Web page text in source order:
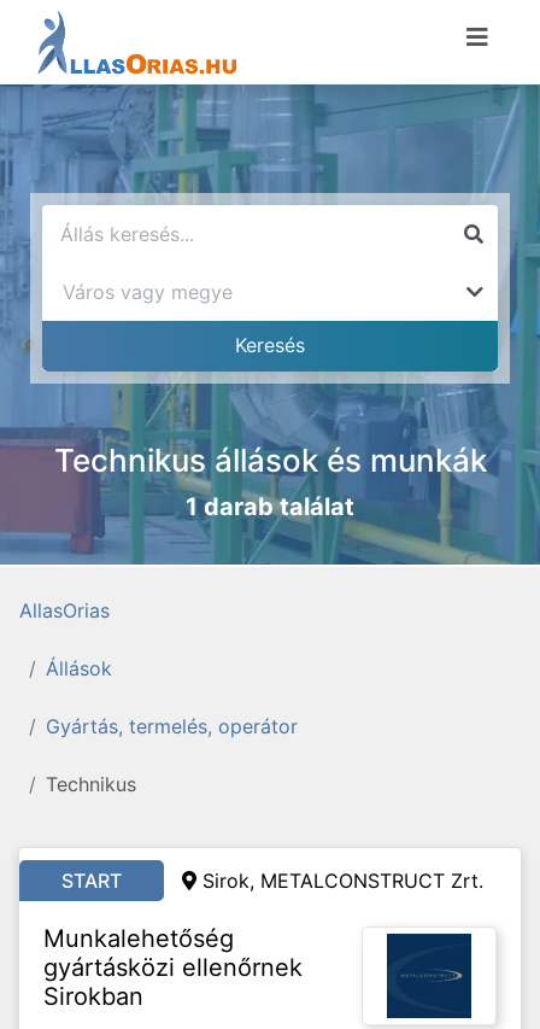
Technikus állások és munkák
1 darab találat
AllasOrias
Állások
Gyártás, termelés, operátor
Technikus
START Sirok, METALCONSTRUCT Zrt.
Munkalehetőség
gyártásközi ellenőrnek
Sirokban